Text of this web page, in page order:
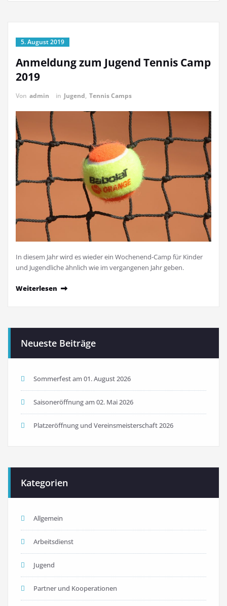
5. August 2019
Anmeldung zum Jugend Tennis Camp
2019
Von admin in Jugend, Tennis Camps
In diesem Jahr wird es wieder ein Wochenend-Camp für Kinder
und Jugendliche ähnlich wie im vergangenen Jahr geben.
Weiterlesen
Neueste Beiträge
Sommerfest am 01. August 2026
Saisoneröffnung am 02. Mai 2026
Platzeröffnung und Vereinsmeisterschaft 2026
Kategorien
Allgemein
Arbeitsdienst
Jugend
Partner und Kooperationen